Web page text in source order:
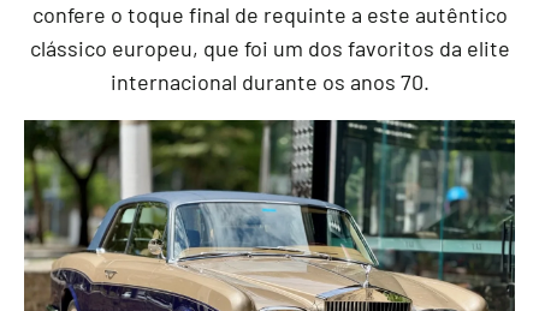
confere o toque final de requinte a este autêntico
clássico europeu, que foi um dos favoritos da elite
internacional durante os anos 70.